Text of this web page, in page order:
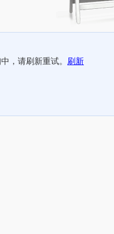
，请刷新重试。 刷新